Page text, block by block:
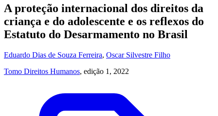
A proteção internacional dos direitos da
criança e do adolescente e os reflexos do
Estatuto do Desarmamento no Brasil
Eduardo Dias de Souza Ferreira, Oscar Silvestre Filho
Tomo Direitos Humanos, edição 1, 2022